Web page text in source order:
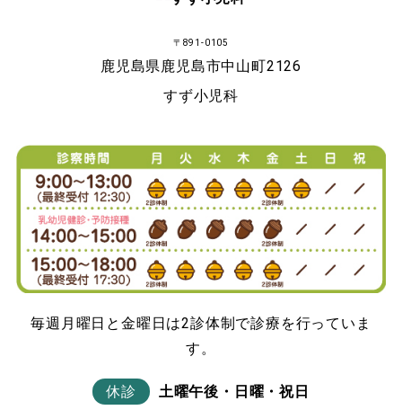
〒891-0105
鹿児島県鹿児島市中山町2126
すず小児科
毎週月曜日と金曜日は2診体制で診療を行っていま
す。
休診 土曜午後・日曜・祝日